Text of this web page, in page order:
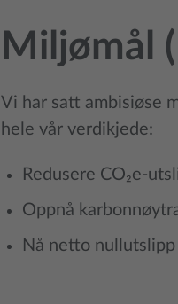
Miljømål
Vi har satt ambisiøse
hele vår verdikjede:
Redusere CO₂e-
Oppnå
Nå netto